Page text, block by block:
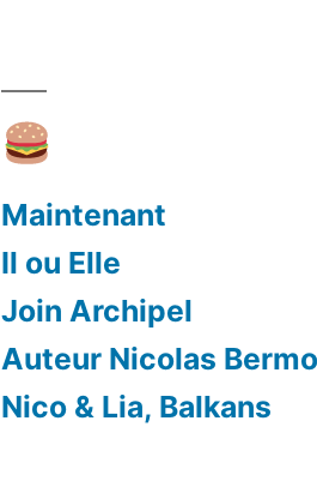
Maintenant
Il ou Elle
Join Archipel
Auteur Nicolas
Nico & Lia, Balkans